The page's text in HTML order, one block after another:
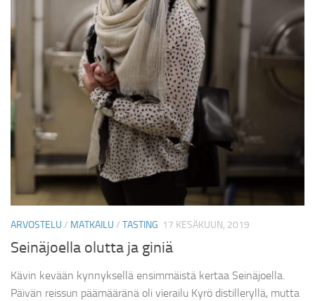
ARVOSTELU / MATKAILU / TASTING 17 KESÄKUUN, 2019
Seinäjoella olutta ja giniä
Kävin kevään kynnyksellä ensimmäistä kertaa Seinäjoella.
Päivän reissun päämääränä oli vierailu Kyrö distilleryllä, mutta